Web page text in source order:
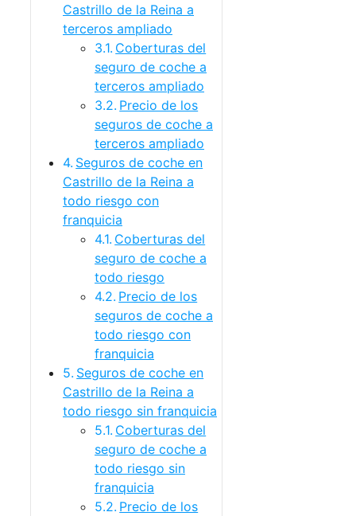
Castrillo de la Reina a
terceros ampliado
Coberturas del
seguro de coche a
terceros ampliado
Precio de los
seguros de coche a
terceros ampliado
Seguros de coche en
Castrillo de la Reina a
todo riesgo con
franquicia
Coberturas del
seguro de coche a
todo riesgo
Precio de los
seguros de coche a
todo riesgo con
franquicia
Seguros de coche en
Castrillo de la Reina a
todo riesgo sin franquicia
Coberturas del
seguro de coche a
todo riesgo sin
franquicia
Precio de los